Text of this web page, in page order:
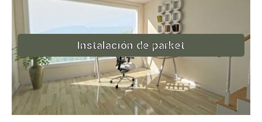
Instalación de parket